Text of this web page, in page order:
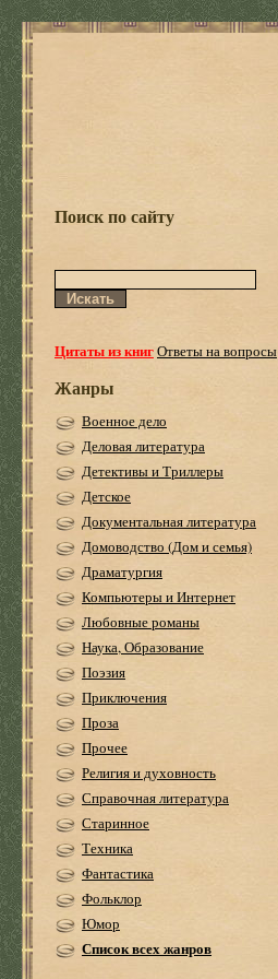
Поиск по сайту
Цитаты из книгОтветы на вопросы
Жанры
Военное дело
Деловая литература
Детективы и Триллеры
Детское
Документальная литература
Домоводство (Дом и семья)
Драматургия
Компьютеры и Интернет
Любовные романы
Наука, Образование
Поэзия
Приключения
Проза
Прочее
Религия и духовность
Справочная литература
Старинное
Техника
Фантастика
Фольклор
Юмор
Список всех жанров